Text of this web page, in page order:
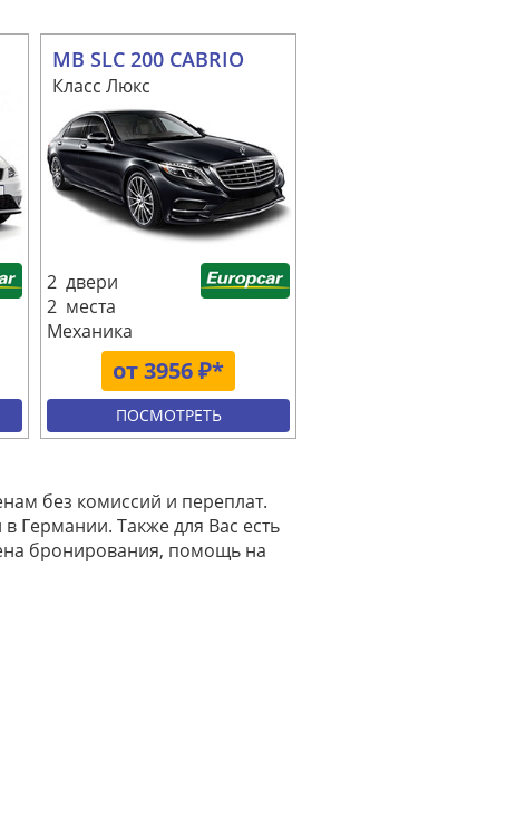
MB SLC 200 CABRIO
Класс Люкс
от 3956 ₽*
2 двери
2 места
Механика
ПОСМОТРЕТЬ
без комиссий и переплат.
Германии. Также для Вас есть
бронирования, помощь на